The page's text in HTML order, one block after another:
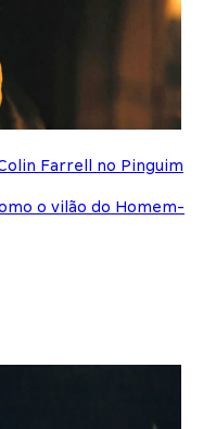
Farrell no Pinguim
o vilão do Homem-